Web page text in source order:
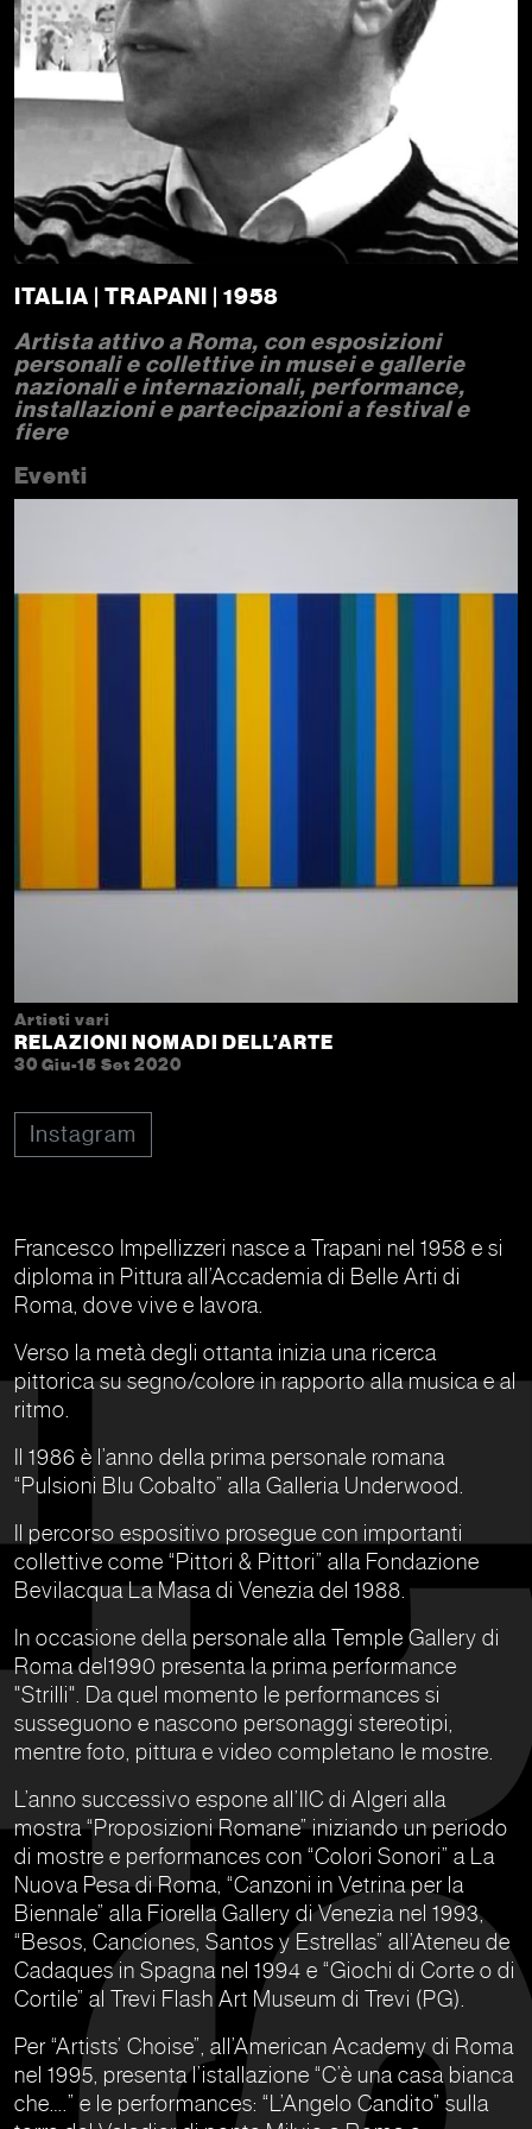
ITALIA | TRAPANI | 1958
Artista attivo a Roma, con esposizioni
personali e collettive in musei e gallerie
nazionali e internazionali, performance,
installazioni e partecipazioni a festival e
fiere
Eventi
Artisti vari
RELAZIONI NOMADI DELL’ARTE
30 Giu-15 Set 2020
Instagram
Francesco Impellizzeri nasce a Trapani nel 1958 e si
diploma in Pittura all’Accademia di Belle Arti di
Roma, dove vive e lavora.
Verso la metà degli ottanta inizia una ricerca
pittorica su segno/colore in rapporto alla musica e al
ritmo.
Il 1986 è l’anno della prima personale romana
“Pulsioni Blu Cobalto” alla Galleria Underwood.
Il percorso espositivo prosegue con importanti
collettive come “Pittori & Pittori” alla Fondazione
Bevilacqua La Masa di Venezia del 1988.
In occasione della personale alla Temple Gallery di
Roma del1990 presenta la prima performance
"Strilli". Da quel momento le performances si
susseguono e nascono personaggi stereotipi,
mentre foto, pittura e video completano le mostre.
L’anno successivo espone all’IIC di Algeri alla
mostra “Proposizioni Romane” iniziando un periodo
di mostre e performances con “Colori Sonori” a La
Nuova Pesa di Roma, “Canzoni in Vetrina per la
Biennale” alla Fiorella Gallery di Venezia nel 1993,
“Besos, Canciones, Santos y Estrellas” all’Ateneu de
Cadaques in Spagna nel 1994 e “Giochi di Corte o di
Cortile” al Trevi Flash Art Museum di Trevi (PG).
Per “Artists’ Choise”, all’American Academy di Roma
nel 1995, presenta l’istallazione “C’è una casa bianca
che….” e le performances: “L’Angelo Candito” sulla